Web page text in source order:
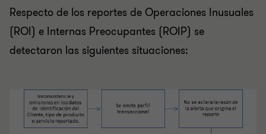
Respecto de los reportes de Operaciones Inusuales
(ROI) e Internas Preocupantes (ROIP) se
detectaron las siguientes situaciones: